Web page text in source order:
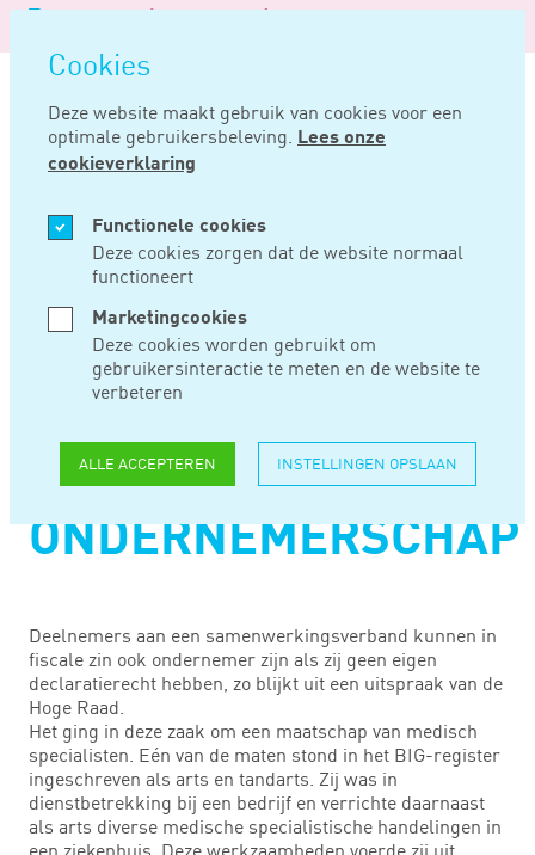
overslaan
Cookies
Deze website maakt gebruik van cookies voor een
optimale gebruikersbeleving. Lees onze
cookieverklaring
Functionele cookies
Deze cookies zorgen dat de website normaal
functioneert
Marketingcookies
Deze cookies worden gebruikt om
gebruikersinteractie te meten en de website te
verbeteren
ALLE ACCEPTEREN INSTELLINGEN OPSLAAN
Logo
Noord
Negentig
Home Nieuws
DEC 05, 2018
EIGEN
DECLARATIERECHT
NIET
NOODZAKELIJK
VOOR
ONDERNEMERSCHAP
Deelnemers aan een samenwerkingsverband kunnen in
fiscale zin ook ondernemer zijn als zij geen eigen
declaratierecht hebben, zo blijkt uit een uitspraak van de
Hoge Raad.
Het ging in deze zaak om een maatschap van medisch
specialisten. Eén van de maten stond in het BIG-register
ingeschreven als arts en tandarts. Zij was in
dienstbetrekking bij een bedrijf en verrichte daarnaast
als arts diverse medische specialistische handelingen in
een ziekenhuis. Deze werkzaamheden voerde zij uit